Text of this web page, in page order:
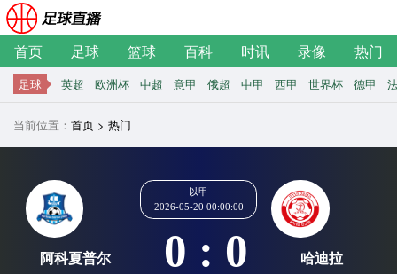
首页 足球 篮球 百科 时讯 录像 热门
足球 英超 欧洲杯 中超 意甲 俄超 中甲 西甲 世界杯 德甲
当前位置： 首页 > 热门
以甲
2026-05-20 00:00:00